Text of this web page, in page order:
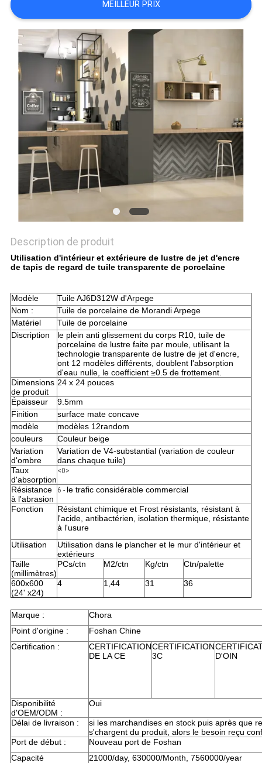
UN DEVIS
PLAN
DU
SITE
POLITIQUE
DE
CONFIDENTIALITÉ
MEILLEUR PRIX
Description de produit
Utilisation d'intérieur et extérieure de lustre de jet d'encre
de tapis de regard de tuile transparente de porcelaine
Modèle
Tuile AJ6D312W d'Arpege
Nom :
Tuile de porcelaine de Morandi Arpege
Matériel
Tuile de porcelaine
Discription
le plein anti glissement du corps R10, tuile de
porcelaine de lustre faite par moule, utilisant la
technologie transparente de lustre de jet d'encre,
ont 12 modèles différents, doublent l'absorption
d'eau nulle, le coefficient ≥0.5 de frottement.
Dimensions
de produit
24 x 24 pouces
Épaisseur
9.5mm
Finition
surface mate concave
modèle
modèles 12random
couleurs
Couleur beige
Variation
d'ombre
Variation de V4-substantial (variation de couleur
dans chaque tuile)
Taux
d'absorption
<0>
Résistance
à l'abrasion
6 - le trafic considérable commercial
Fonction
Résistant chimique et Frost résistants, résistant à
l'acide, antibactérien, isolation thermique, résistante
à l'usure
Utilisation
Utilisation dans le plancher et le mur d'intérieur et
extérieurs
Taille
(millimètres)
PCs/ctn M2/ctn Kg/ctn Ctn/palette
600x600
(24' x24)
4 1,44 31 36
Marque :
Chora
Point d'origine :
Foshan Chine
Certification :
CERTIFICATION
DE LA CE
CERTIFICATION
3C
D'OIN
Disponibilité
d'OEM/ODM :
Oui
Délai de livraison :
si les marchandises en stock puis après que
s'chargent du produit, alors le besoin reçu
Port de début :
Nouveau port de Foshan
Capacité
21000/day, 630000/Month, 7560000/year